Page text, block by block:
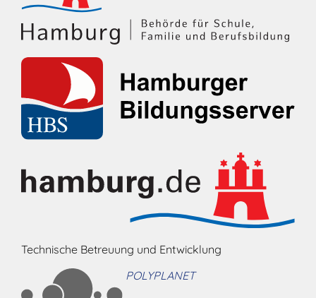
Technische Betreuung und Entwicklung
POLYPLANET